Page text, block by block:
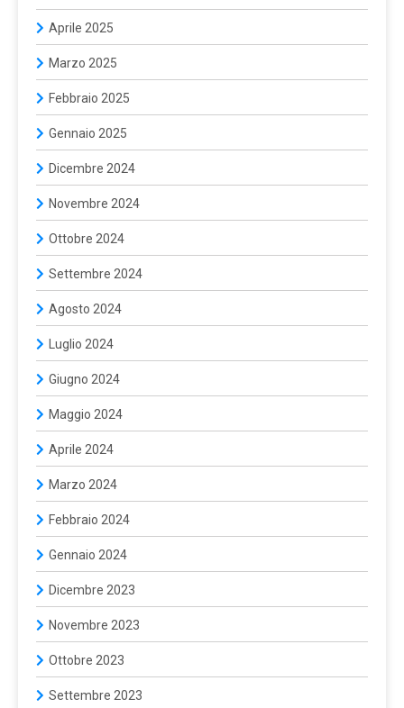
Aprile 2025
Marzo 2025
Febbraio 2025
Gennaio 2025
Dicembre 2024
Novembre 2024
Ottobre 2024
Settembre 2024
Agosto 2024
Luglio 2024
Giugno 2024
Maggio 2024
Aprile 2024
Marzo 2024
Febbraio 2024
Gennaio 2024
Dicembre 2023
Novembre 2023
Ottobre 2023
Settembre 2023